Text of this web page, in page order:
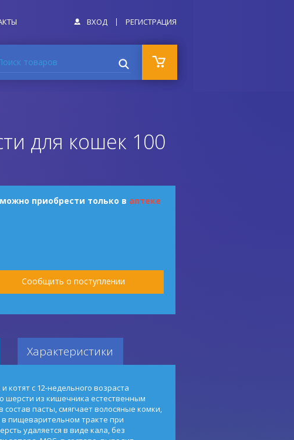
ВХОД РЕГИСТРАЦИЯ
товаров
для кошек 100
приобрести только в аптеке
Сообщить о поступлении
Характеристики
котят с 12-недельного возраста
шерсти из кишечника естественным
пасты, смягчает волосяные комки,
пищеварительном тракте при
удаляется в виде кала, без